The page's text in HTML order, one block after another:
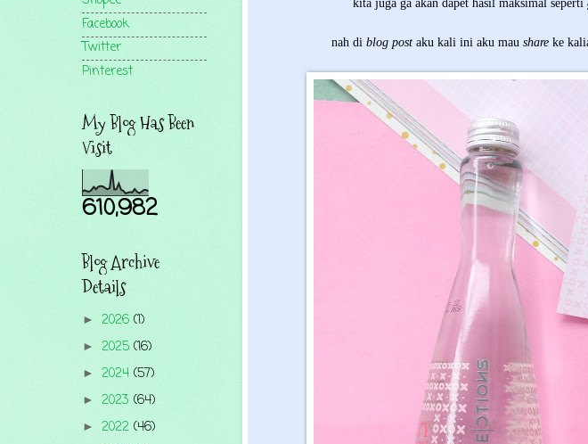
nah di blog post aku kali ini aku mau share ke
Facebook
Twitter
Pinterest
My Blog Has Been
Visit
610,982
Blog Archive
Details
► 2026 (1)
► 2025 (16)
► 2024 (57)
► 2023 (64)
► 2022 (46)